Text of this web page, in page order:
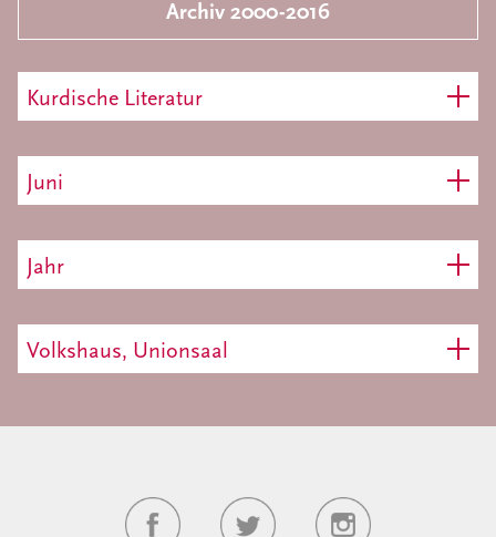
Archiv 2000-2016
Kurdische Literatur
Juni
Jahr
Volkshaus, Unionsaal